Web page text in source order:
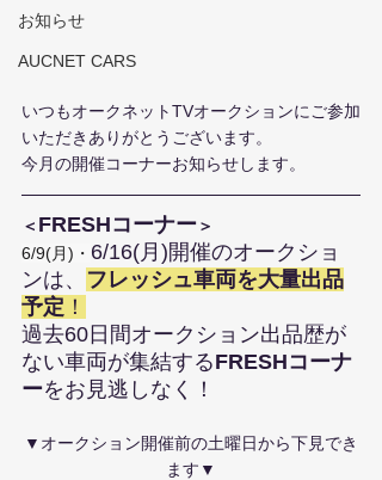
お知らせ
AUCNET CARS
いつもオークネットTVオークションにご参加
いただきありがとうございます。
今月の開催コーナーお知らせします。
＜ FRESHコーナー＞
6/9(月)・ 6/16(月)開催のオークショ
ンは、 フレッシュ車両を大量出品
予定 ！
過去60日間オークション出品歴が
ない車両が集結するFRESHコーナ
ーをお見逃しなく！
▼オークション開催前の土曜日から下見でき
ます▼